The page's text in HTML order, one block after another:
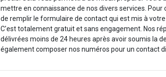
mettre en connaissance de nos divers services. Pour
de remplir le formulaire de contact qui est mis à votre
C'est totalement gratuit et sans engagement. Nos
délivrées moins de 24 heures après avoir soumis la
également composer nos numéros pour un contact